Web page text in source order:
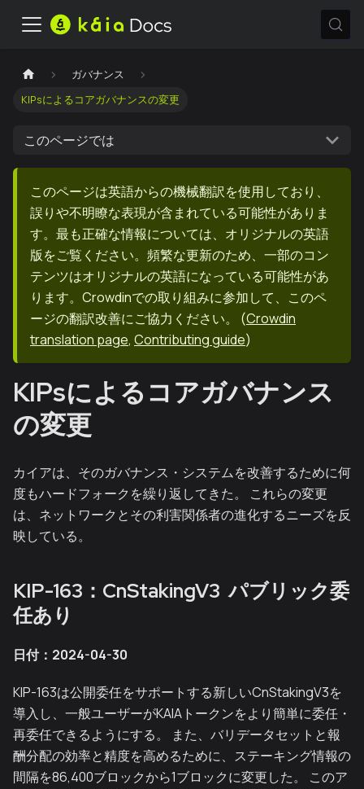
ガバナンス
KIPsによるコアガバナンスの変更
このページでは
このページは英語からの機械翻訳を使用しており、
誤りや不明瞭な表現が含まれている可能性がありま
す。最も正確な情報については、オリジナルの英語
版をご覧ください。頻繁な更新のため、一部のコン
テンツはオリジナルの英語になっている可能性があ
ります。Crowdinでの取り組みに参加して、このペ
ージの翻訳改善にご協力ください。
(Crowdin
translation page, Contributing guide)
KIPsによるコアガバナンス
の変更
カイアは、そのガバナンス・システムを改善するために何
度もハードフォークを繰り返してきた。 これらの変更
は、ネットワークとその利害関係者の進化するニーズを反
映している。
KIP-163：CnStakingV3 パブリック委
任あり
日付：2024-04-30
KIP-163は公開委任をサポートする新しいCnStakingV3を
導入し、一般ユーザーがKAIAトークンをより簡単に委任・
再委任できるようにする。 また、バリデータセットと報
酬分配の効率と精度を高めるために、ステーキング情報の
間隔を86,400ブロックから1ブロックに変更した。 このア